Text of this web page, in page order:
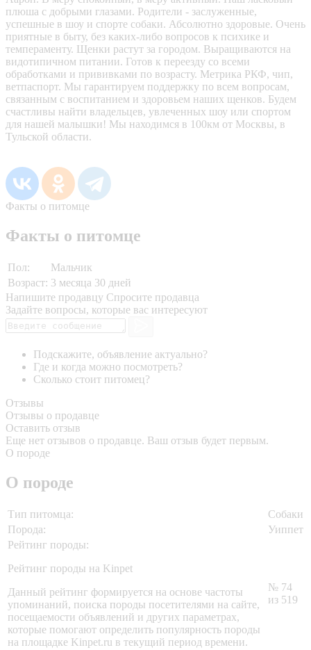
плюша с добрыми глазами. Родители - заслуженные,
успешные в шоу и спорте собаки. Абсолютно здоровые. Очень
приятные в быту, без каких-либо вопросов к психике и
темпераменту. Щенки растут за городом. Выращиваются на
видотипичном питании. Готов к переезду со всеми
обработками и прививками по возрасту. Метрика РКФ, чип,
ветпаспорт. Мы гарантируем поддержку по всем вопросам,
связанным с воспитанием и здоровьем наших щенков. Будем
счастливы найти владельцев, увлеченных шоу или спортом
для нашей малышки! Мы находимся в 100км от Москвы, в
Тульской области.
Факты о питомце
Факты о питомце
Пол:
Мальчик
Возраст: 3 месяца 30 дней
Напишите продавцу Спросите продавца
Задайте вопросы, которые вас интересуют
Подскажите, объявление актуально?
Где и когда можно посмотреть?
Сколько стоит питомец?
Отзывы
Отзывы о продавце
Оставить отзыв
Еще нет отзывов о продавце. Ваш отзыв будет первым.
О породе
О породе
Тип питомца:
Собаки
Порода:
Уиппет
Рейтинг породы:
Рейтинг породы на Kinpet
Данный рейтинг формируется на основе частоты
упоминаний, поиска породы посетителями на сайте,
посещаемости объявлений и других параметрах,
которые помогают определить популярность породы
на площадке Kinpet.ru в текущий период времени.
№ 74
из 519